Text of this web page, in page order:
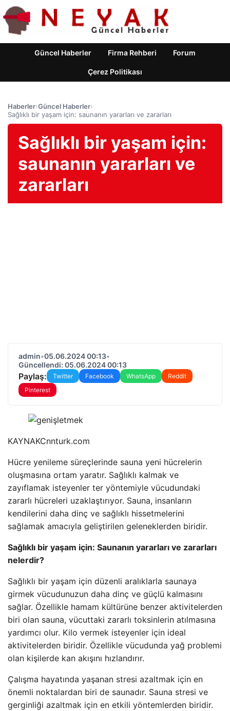
Güncel Haberler Firma Rehberi Forum
Çerez Politikası
Haberler›Güncel Haberler›
Sağlıklı bir yaşam için: saunanın yararları ve zararları
Sağlıklı bir yaşam için:
saunanın yararları ve
zararları
admin•05.06.2024 00:13•
Güncellendi: 05.06.2024 00:13
Paylaş: Twitter Facebook WhatsApp
Reddit
Pinterest
KAYNAKCnnturk.com
Hücre yenileme süreçlerinde sauna yeni hücrelerin
oluşmasına ortam yaratır. Sağlıklı kalmak ve
zayıflamak isteyenler ter yöntemiyle vücudundaki
zararlı hücreleri uzaklaştırıyor. Sauna, insanların
kendilerini daha dinç ve sağlıklı hissetmelerini
sağlamak amacıyla geliştirilen geleneklerden biridir.
Sağlıklı bir yaşam için: Saunanın yararları ve zararları
nelerdir?
Sağlıklı bir yaşam için düzenli aralıklarla saunaya
girmek vücudunuzun daha dinç ve güçlü kalmasını
sağlar. Özellikle hamam kültürüne benzer aktivitelerden
biri olan sauna, vücuttaki zararlı toksinlerin atılmasına
yardımcı olur. Kilo vermek isteyenler için ideal
aktivitelerden biridir. Özellikle vücudunda yağ problemi
olan kişilerde kan akışını hızlandırır.
Çalışma hayatında yaşanan stresi azaltmak için en
önemli noktalardan biri de saunadır. Sauna stresi ve
gerginliği azaltmak için en etkili yöntemlerden biridir.